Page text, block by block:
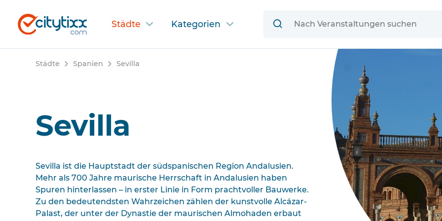
Städte Kategorien
Städte Spanien Sevilla
Sevilla
Sevilla ist die Hauptstadt der südspanischen Region Andalusien.
Mehr als 700 Jahre maurische Herrschaft in Andalusien haben
Spuren hinterlassen – in erster Linie in Form prachtvoller Bauwerke.
Zu den bedeutendsten Wahrzeichen zählen der kunstvolle Alcázar-
Palast, der unter der Dynastie der maurischen Almohaden erbaut